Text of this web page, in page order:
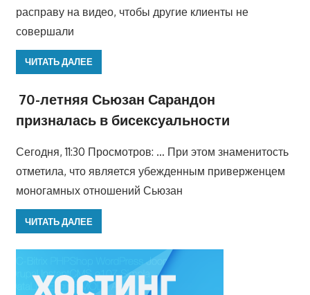
расправу на видео, чтобы другие клиенты не
совершали
ЧИТАТЬ ДАЛЕЕ
70-летняя Сьюзан Сарандон
призналась в бисексуальности
Сегодня, 11:30 Просмотров: … При этом знаменитость
отметила, что является убежденным приверженцем
моногамных отношений Сьюзан
ЧИТАТЬ ДАЛЕЕ